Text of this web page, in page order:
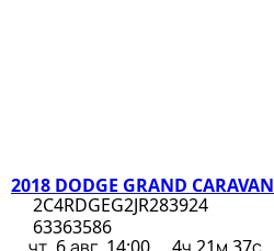
2018 DODGE GRAND CARAVAN
2C4RDGEG2JR283924
63363586